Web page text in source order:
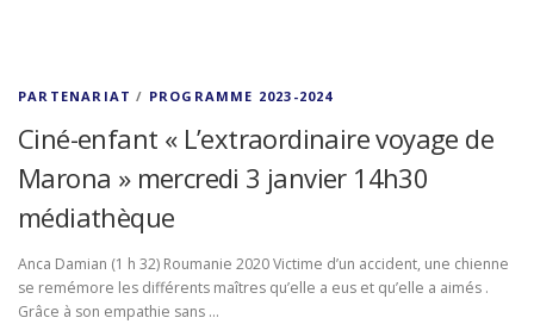
PARTENARIAT / PROGRAMME 2023-2024
Ciné-enfant « L’extraordinaire voyage de
Marona » mercredi 3 janvier 14h30
médiathèque
Anca Damian (1 h 32) Roumanie 2020 Victime d’un accident, une chienne
se remémore les différents maîtres qu’elle a eus et qu’elle a aimés .
Grâce à son empathie sans …